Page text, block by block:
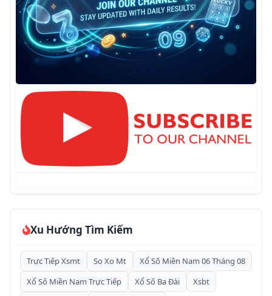
Xu Hướng Tìm Kiếm
Trực Tiếp Xsmt So Xo Mt
Xổ Số Miền Nam 06 Tháng 08
Xổ Số Miền Nam Trực Tiếp
Xổ Số Ba Đài Xsbt